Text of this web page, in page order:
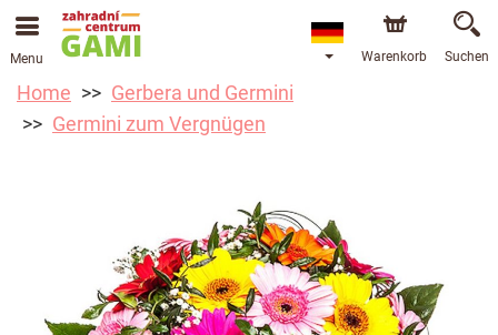
Menu Warenkorb Suchen
Home
Gerbera und Germini
Germini zum Vergnügen